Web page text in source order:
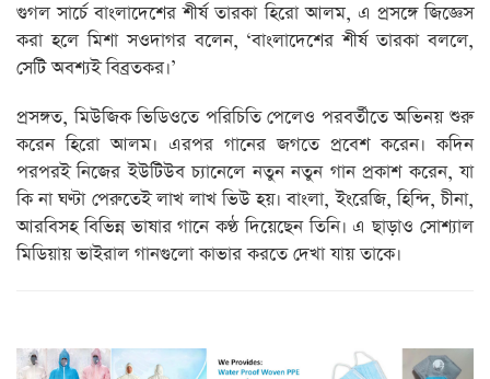
গুগল সার্চে বাংলাদেশের শীর্ষ তারকা হিরো আলম, এ প্রসঙ্গে জিজ্ঞেস
করা হলে মিশা সওদাগর বলেন, ‘বাংলাদেশের শীর্ষ তারকা বললে,
সেটি অবশ্যই বিব্রতকর।’
প্রসঙ্গত, মিউজিক ভিডিওতে পরিচিতি পেলেও পরবর্তীতে অভিনয় শুরু
করেন হিরো আলম। এরপর গানের জগতে প্রবেশ করেন। কদিন
পরপরই নিজের ইউটিউব চ্যানেলে নতুন নতুন গান প্রকাশ করেন, যা
কি না ঘণ্টা পেরুতেই লাখ লাখ ভিউ হয়। বাংলা, ইংরেজি, হিন্দি, চীনা,
আরবিসহ বিভিন্ন ভাষার গানে কণ্ঠ দিয়েছেন তিনি। এ ছাড়াও সোশ্যাল
মিডিয়ায় ভাইরাল গানগুলো কাভার করতে দেখা যায় তাকে।